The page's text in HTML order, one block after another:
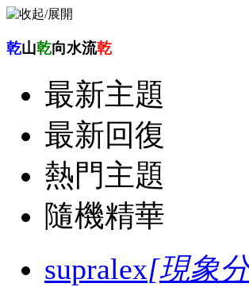
乾山乾向水流乾
最新主題
最新回復
熱門主題
隨機精華
supralex[現象